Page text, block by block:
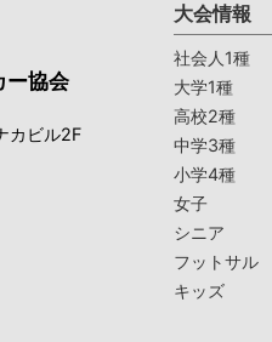
ー協会
カビル2F
大会情報
社会人1種
大学1種
高校2種
中学3種
小学4種
女子
シニア
フットサル
キッズ